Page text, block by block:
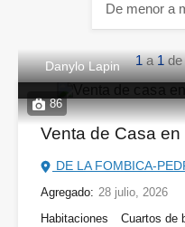
1 a1 de
De menor a
86
Danylo Lapin
Venta de Casa
DE LA FOMBICA-
Agregado: 28 julio, 2026
Habitaciones
Cuartos de